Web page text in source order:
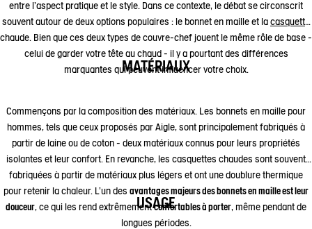
entre l'aspect pratique et le style. Dans ce contexte, le débat se circonscrit
souvent autour de deux options populaires : le bonnet en maille et la casquette
chaude. Bien que ces deux types de couvre-chef jouent le même rôle de base -
celui de garder votre tête au chaud - il y a pourtant des différences
marquantes qui peuvent influencer votre choix.
MATÉRIAUX
Commençons par la composition des matériaux. Les bonnets en maille pour
hommes, tels que ceux proposés par Aigle, sont principalement fabriqués à
partir de laine ou de coton - deux matériaux connus pour leurs propriétés
isolantes et leur confort. En revanche, les casquettes chaudes sont souvent
fabriquées à partir de matériaux plus légers et ont une doublure thermique
pour retenir la chaleur. L'un des avantages majeurs des bonnets en maille est leur
douceur, ce qui les rend extrêmementconfortables à porter, même pendant de
longues périodes.
USAGE